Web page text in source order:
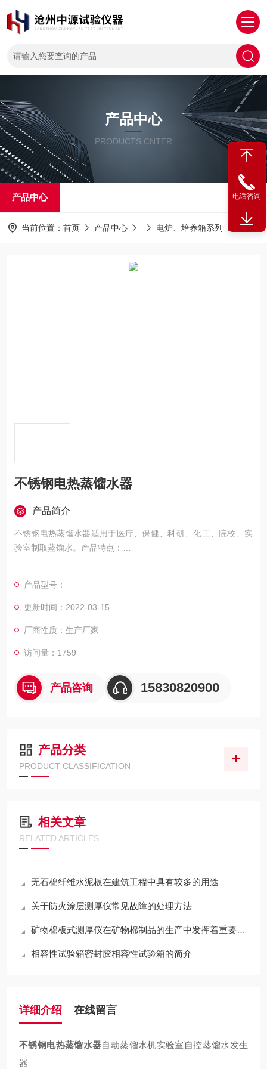
产品中心
PRODUCTS CNTER
产品中心
当前位置： 首页 产品中心 电炉、培养箱系列 不锈钢电热蒸馏水器
不锈钢电热蒸馏水器
产品简介
不锈钢电热蒸馏水器适用于医疗、保健、科研、化工、院校、实
验室制取蒸馏水。产品特点：
1、本产品采用优质进口不锈钢板、经冲压与先进的焊接工艺制
2、抗腐蚀耐老化、操作简便、性能稳定、安全可靠、使用寿命
长。
产品型号：
更新时间：2022-03-15
厂商性质：生产厂家
访问量：1759
产品咨询 15830820900
产品分类
PRODUCT CLASSIFICATION
相关文章
RELATED ARTICLES
无石棉纤维水泥板在建筑工程中具有较多的用途
关于防火涂层测厚仪常见故障的处理方法
矿物棉板式测厚仪在矿物棉制品的生产中发挥着重要作用
相容性试验箱密封胶相容性试验箱的简介
详细介绍 在线留言
不锈钢电热蒸馏水器自动蒸馏水机实验室自控蒸馏水发生
器
电话咨询